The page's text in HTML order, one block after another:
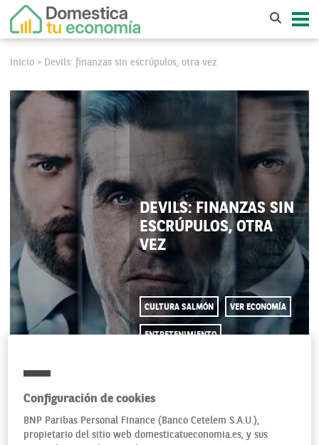
Inicio > Devils: finanzas sin escrúpulos, otra vez
DEVILS: FINANZAS SIN
ESCRÚPULOS, OTRA
VEZ
CULTURA SALMÓN VER ECONOMÍA
ENTRETENIMIENTO
Configuración de cookies
BNP Paribas Personal Finance (Banco Cetelem S.A.U.),
propietario del sitio web domesticatueconomia.es, y sus